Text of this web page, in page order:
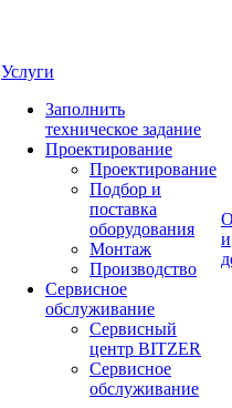
Услуги
Заполнить
техническое задание
Проектирование
Проектирование
Подбор и
поставка
оборудования
Монтаж
Производство
Сервисное
обслуживание
Сервисный
центр BITZER
Сервисное
обслуживание
и